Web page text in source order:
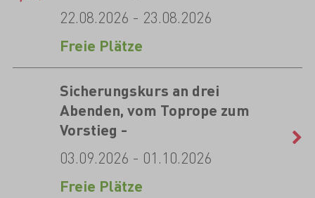
22.08.2026 - 23.08.2026
Freie Plätze
Sicherungskurs an drei
Abenden, vom Toprope zum
Vorstieg -
03.09.2026 - 01.10.2026
Freie Plätze